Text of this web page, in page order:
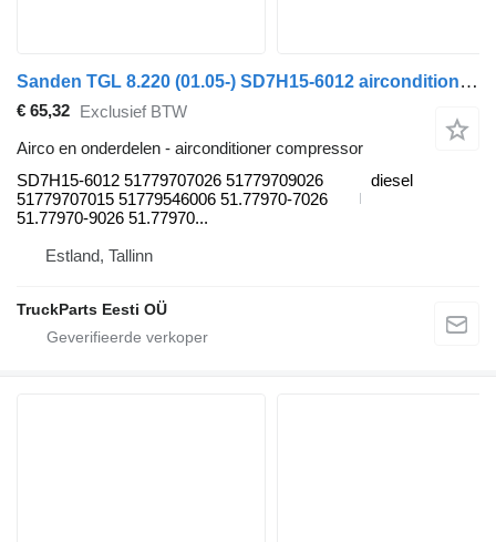
Sanden TGL 8.220 (01.05-) SD7H15-6012 airconditioner compressor voor MAN TGL, TGM, TGS, TGX (2005-2021) vrachtwagen
€ 65,32 Exclusief BTW
Airco en onderdelen - airconditioner compressor
SD7H15-6012 51779707026 51779709026
51779707015 51779546006 51.77970-7026
51.77970-9026 51.77970...
diesel
Estland, Tallinn
TruckParts Eesti OÜ